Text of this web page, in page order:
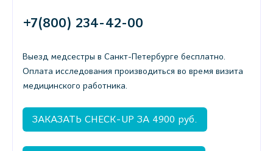
+7(800) 234-42-00
Выезд медсестры в Санкт-Петербурге бесплатно.
Оплата исследования производиться во время визита
медицинского работника.
ЗАКАЗАТЬ CHECK-UP ЗА 4900 руб.